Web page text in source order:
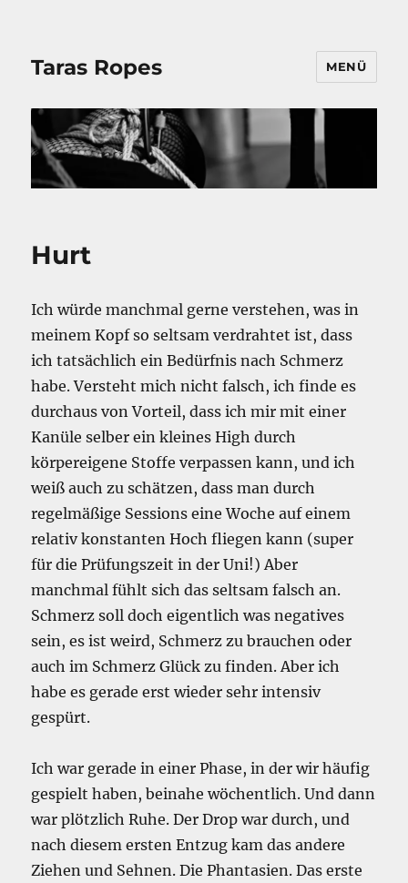
Taras Ropes MENÜ
Hurt
Ich würde manchmal gerne verstehen, was in
meinem Kopf so seltsam verdrahtet ist, dass
ich tatsächlich ein Bedürfnis nach Schmerz
habe. Versteht mich nicht falsch, ich finde es
durchaus von Vorteil, dass ich mir mit einer
Kanüle selber ein kleines High durch
körpereigene Stoffe verpassen kann, und ich
weiß auch zu schätzen, dass man durch
regelmäßige Sessions eine Woche auf einem
relativ konstanten Hoch fliegen kann (super
für die Prüfungszeit in der Uni!) Aber
manchmal fühlt sich das seltsam falsch an.
Schmerz soll doch eigentlich was negatives
sein, es ist weird, Schmerz zu brauchen oder
auch im Schmerz Glück zu finden. Aber ich
habe es gerade erst wieder sehr intensiv
gespürt.
Ich war gerade in einer Phase, in der wir häufig
gespielt haben, beinahe wöchentlich. Und dann
war plötzlich Ruhe. Der Drop war durch, und
nach diesem ersten Entzug kam das andere
Ziehen und Sehnen. Die Phantasien. Das erste